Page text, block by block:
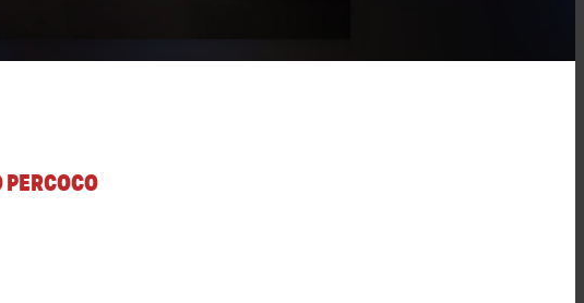
PERCOCO